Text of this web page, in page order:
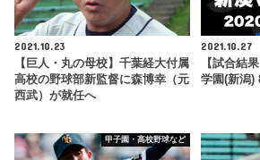
2021.10.23
【巨人・丸の母校】千葉経大付属
高校の野球部新監督に森博幸（元
西武）が就任へ
2021.10.27
【試合結
学園(新潟)
甲子園・高校野球など